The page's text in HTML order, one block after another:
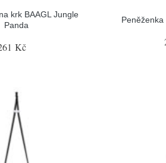
krk BAAGL Jungle
Panda
Kč
Peněženka